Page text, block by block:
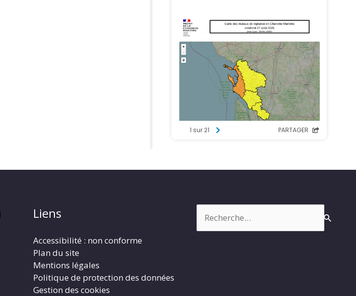
Liens
Accessibilité : non conforme
Plan du site
Mentions légales
Politique de protection des données
Gestion des cookies